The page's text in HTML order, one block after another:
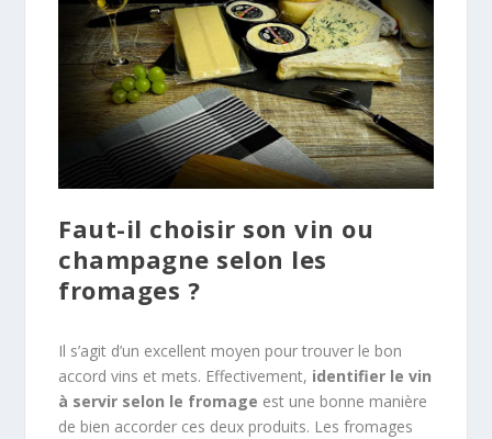
Faut-il choisir son vin ou
champagne selon les
fromages ?
Il s’agit d’un excellent moyen pour trouver le bon
accord vins et mets. Effectivement, identifier le vin
à servir selon le fromage est une bonne manière
de bien accorder ces deux produits. Les fromages